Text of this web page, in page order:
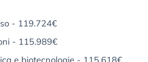
- 119.724€
- 115.989€